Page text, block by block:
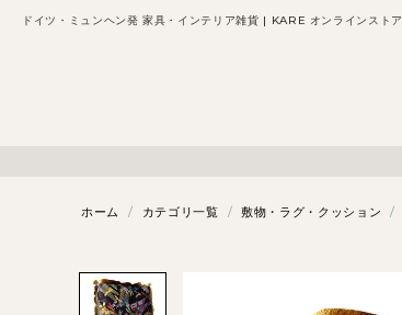
ドイツ・ミュンヘン発 家具・インテリア雑貨 | KARE オンラインストア
ホーム / カテゴリ一覧 / 敷物・ラグ・クッション /